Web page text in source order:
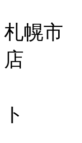
札幌
羅妃
ト